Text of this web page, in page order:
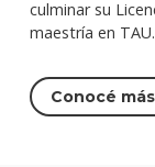
culminar su
maestría en TAU.
Conocé más